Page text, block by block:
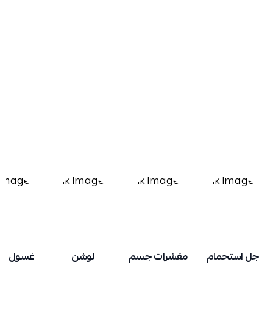
جل استحمام مقشرات جسم لوشن غسول